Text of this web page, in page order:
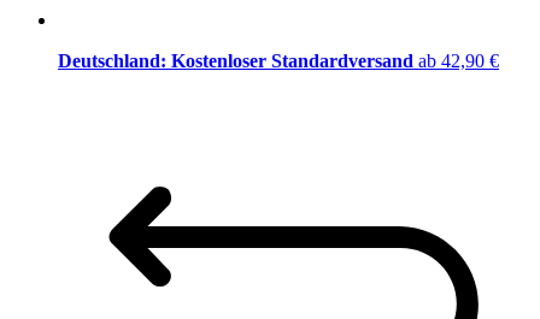
Deutschland: Kostenloser Standardversand ab 42,90 €